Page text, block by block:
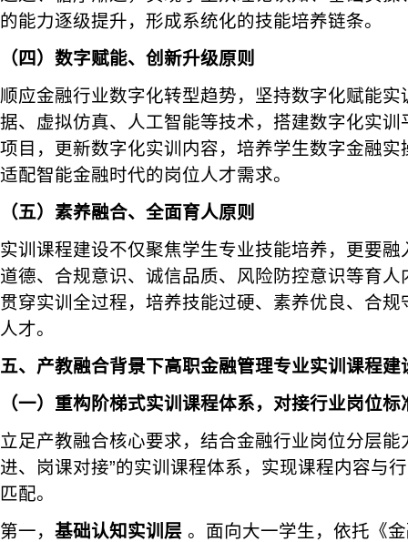
的能力逐级提升，形成系统化的技能培养链条。
（四）数字赋能、创新升级原则
顺应金融行业数字化转型趋势，坚持数字化赋能
据、虚拟仿真、人工智能等技术，搭建数字化实
项目，更新数字化实训内容，培养学生数字金融
适配智能金融时代的岗位人才需求。
（五）素养融合、全面育人原则
实训课程建设不仅聚焦学生专业技能培养，更要
道德、合规意识、诚信品质、风险防控意识等育
贯穿实训全过程，培养技能过硬、素养优良、合
人才。
五、产教融合背景下高职金融管理专业实训课程建
（一）重构阶梯式实训课程体系，对接行业岗位标
立足产教融合核心要求，结合金融行业岗位分层能
进、岗课对接”的实训课程体系，实现课程内容与
匹配。
第一， 基础认知实训层 。面向大一学生，依托《